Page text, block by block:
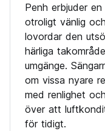
Penh erbjuder
otroligt vänlig
lovordar den
härliga
umgänge.
om vissa nyare
med renlighet
över att
för tidigt.